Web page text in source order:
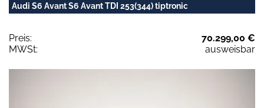
Audi S6 Avant S6 Avant TDI 253(344) tiptronic
Preis:
70.299,00 €
MWSt:
ausweisbar